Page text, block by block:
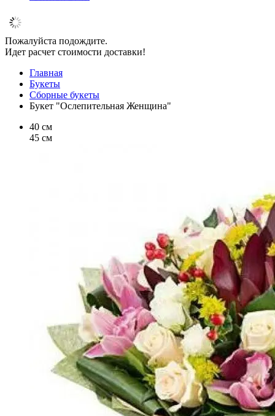
Пожалуйста подождите.
Идет расчет стоимости доставки!
Главная
Букеты
Сборные букеты
Букет "Ослепительная Женщина"
40 см
45 см